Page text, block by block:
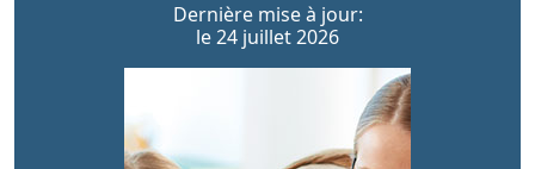
Dernière mise à jour:
le 24 juillet 2026